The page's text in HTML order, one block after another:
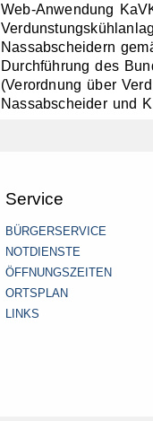
Web-Anwendung
Nassabscheidern
Durchführung des
(Verordnung über
Nassabscheider und
Service
BÜRGERSERVICE
NOTDIENSTE
ÖFFNUNGSZEITEN
ORTSPLAN
LINKS